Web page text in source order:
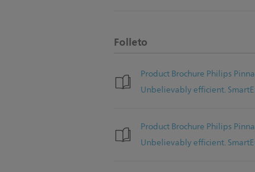
Folleto
Product Brochure Philips
Unbelievably efficient.
Product Brochure Philips
Unbelievably efficient.